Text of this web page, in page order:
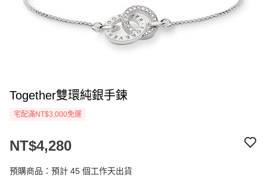
Together雙環純銀手鍊
宅配滿NT$3,000免運
NT$4,280
預購商品：預計 45 個工作天出貨